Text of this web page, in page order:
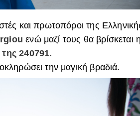
και πρωτοπόροι της
ενώ μαζί τους θα βρίσκεται
240791.
την μαγική βραδιά.